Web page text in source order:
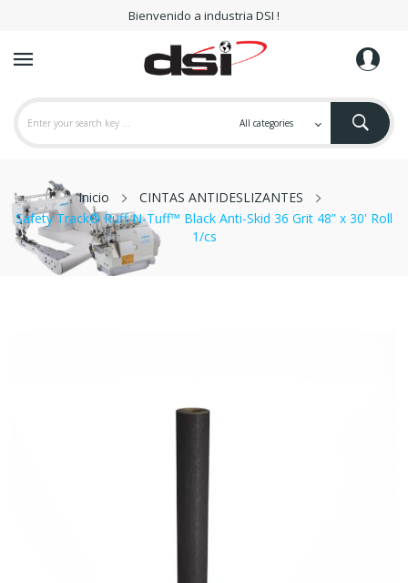
Bienvenido a industria DSI !
Inicio
CINTAS ANTIDESLIZANTES
Safety Track® Ruff-N-Tuff™ Black Anti-Skid 36 Grit 48” x 30' Roll
1/cs